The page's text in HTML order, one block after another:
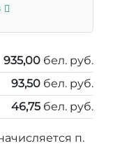
935,00 бел. руб.
93,50 бел. руб.
46,75 бел. руб.
п.